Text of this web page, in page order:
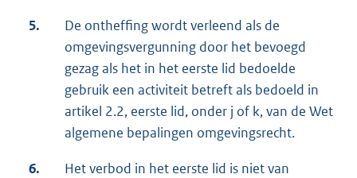
5.
De ontheffing wordt verleend als de
omgevingsvergunning door het bevoegd
gezag als het in het eerste lid bedoelde
gebruik een activiteit betreft als bedoeld in
artikel 2.2, eerste lid, onder j of k, van de Wet
algemene bepalingen omgevingsrecht.
6.
Het verbod in het eerste lid is niet van